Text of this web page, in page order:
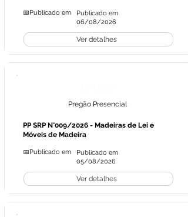
📅Publicado em
Publicado em
06/08/2026
Ver detalhes
Pregão Presencial
PP SRP N°009/2026 - Madeiras de Lei e
Móveis de Madeira
📅Publicado em
Publicado em
05/08/2026
Ver detalhes